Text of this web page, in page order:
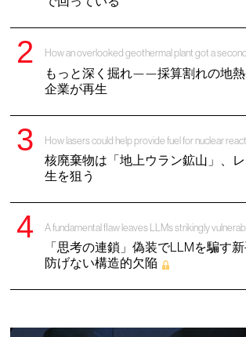
How an overlooked geothermal plant got a
もっと深く掘れ——採算割れの地
企業が再生
How lasers could help provide fuel for nuclear
核廃棄物は「地上ウラン鉱山」、
生を狙う
A fundamental flaw leaves LLMs strikingly
「思考の連鎖」偽装でLLMを騙す
防げない構造的欠陥